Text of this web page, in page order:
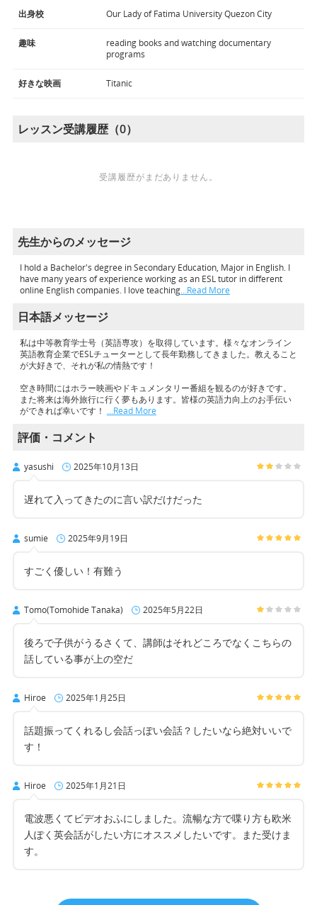
出身校 Our Lady of Fatima University Quezon City
趣味
reading books and watching documentary
programs
好きな映画 Titanic
レッスン受講履歴（0）
受講履歴がまだありません。
先生からのメッセージ
I hold a Bachelor's degree in Secondary Education, Major in English. I
have many years of experience working as an ESL tutor in different
online English companies. I love teaching…Read More
日本語メッセージ
私は中等教育学士号（英語専攻）を取得しています。様々なオンライン
英語教育企業でESLチューターとして長年勤務してきました。教えること
が大好きで、それが私の情熱です！
空き時間にはホラー映画やドキュメンタリー番組を観るのが好きです。
また将来は海外旅行に行く夢もあります。皆様の英語力向上のお手伝い
ができれば幸いです！ …Read More
評価・コメント
yasushi 2025年10月13日
遅れて入ってきたのに言い訳だけだった
sumie 2025年9月19日
すごく優しい！有難う
Tomo(Tomohide Tanaka) 2025年5月22日
後ろで子供がうるさくて、講師はそれどころでなくこちらの
話している事が上の空だ
Hiroe 2025年1月25日
話題振ってくれるし会話っぽい会話？したいなら絶対いいで
す！
Hiroe 2025年1月21日
電波悪くてビデオおふにしました。流暢な方で喋り方も欧米
人ぽく英会話がしたい方にオススメしたいです。また受けま
す。